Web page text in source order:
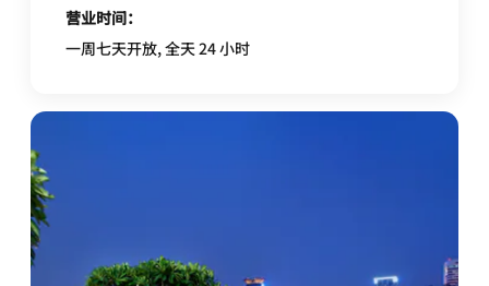
营业时间：
一周七天开放, 全天 24 小时